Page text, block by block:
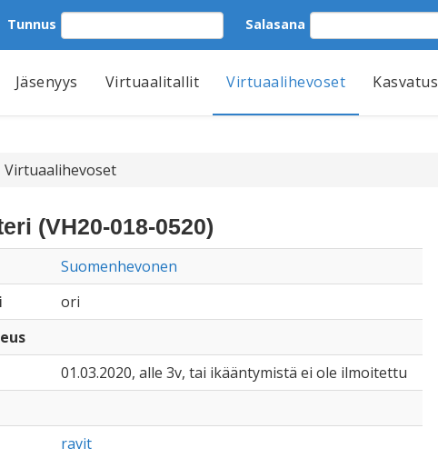
Tunnus Salasana
Jäsenyys Virtuaalitallit Virtuaalihevoset Kasvatus
Virtuaalihevoset
(VH20-018-0520)
Suomenhevonen
ori
01.03.2020, alle 3v, tai ikääntymistä ei ole ilmoitettu
ravit